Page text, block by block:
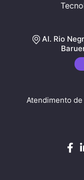
Al. Rio
Atendimento de